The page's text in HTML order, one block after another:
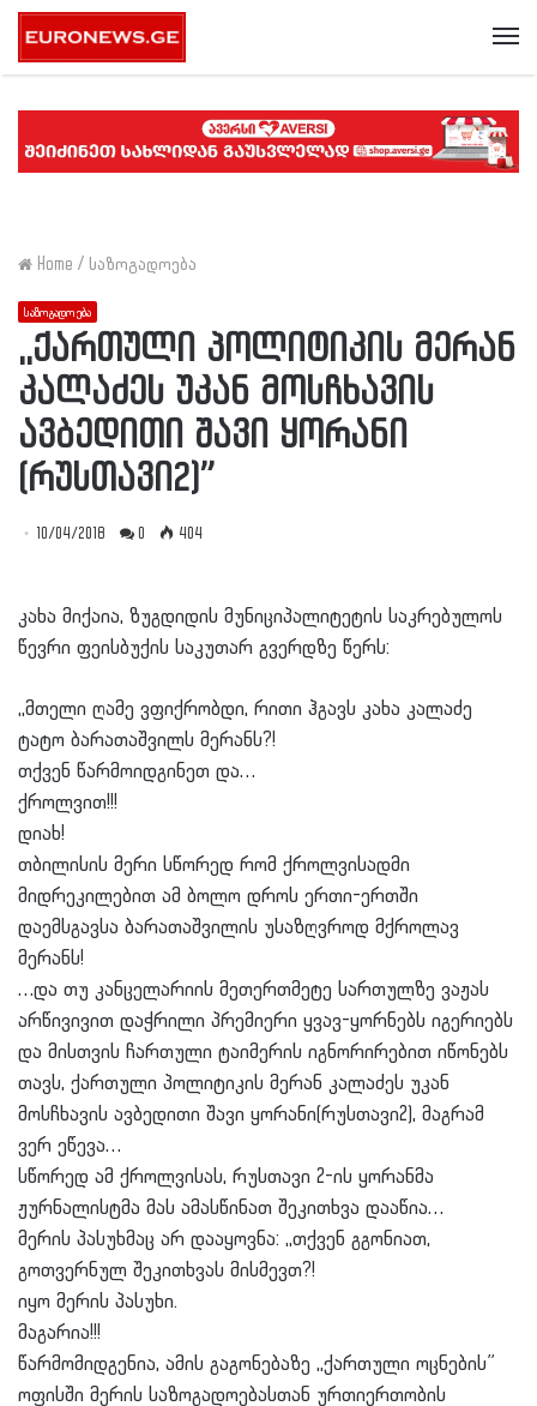
Home / საზოგადოება
საზოგადოება
,,ქართული პოლიტიკის მერან
კალაძეს უკან მოსჩხავის
ავბედითი შავი ყორანი
(რუსთავი2)”
10/04/2018 0 404
კახა მიქაია, ზუგდიდის მუნიციპალიტეტის საკრებულოს
წევრი ფეისბუქის საკუთარ გვერდზე წერს:
,,მთელი ღამე ვფიქრობდი, რითი ჰგავს კახა კალაძე
ტატო ბარათაშვილს მერანს?!
თქვენ წარმოიდგინეთ და…
ქროლვით!!!
დიახ!
თბილისის მერი სწორედ რომ ქროლვისადმი
მიდრეკილებით ამ ბოლო დროს ერთი-ერთში
დაემსგავსა ბარათაშვილის უსაზღვროდ მქროლავ
მერანს!
…და თუ კანცელარიის მეთერთმეტე სართულზე ვაჟას
არწივივით დაჭრილი პრემიერი ყვავ-ყორნებს იგერიებს
და მისთვის ჩართული ტაიმერის იგნორირებით იწონებს
თავს, ქართული პოლიტიკის მერან კალაძეს უკან
მოსჩხავის ავბედითი შავი ყორანი(რუსთავი2), მაგრამ
ვერ ეწევა…
სწორედ ამ ქროლვისას, რუსთავი 2-ის ყორანმა
ჟურნალისტმა მას ამასწინათ შეკითხვა დააწია…
მერის პასუხმაც არ დააყოვნა: ,,თქვენ გგონიათ,
გოთვერნულ შეკითხვას მისმევთ?!
იყო მერის პასუხი.
მაგარია!!!
წარმომიდგენია, ამის გაგონებაზე ,,ქართული ოცნების”
ოფისში მერის საზოგადოებასთან ურთიერთობის